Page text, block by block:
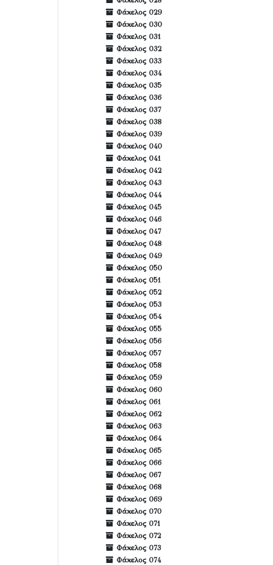
Φάκελος 029
Φάκελος 030
Φάκελος 031
Φάκελος 032
Φάκελος 033
Φάκελος 034
Φάκελος 035
Φάκελος 036
Φάκελος 037
Φάκελος 038
Φάκελος 039
Φάκελος 040
Φάκελος 041
Φάκελος 042
Φάκελος 043
Φάκελος 044
Φάκελος 045
Φάκελος 046
Φάκελος 047
Φάκελος 048
Φάκελος 049
Φάκελος 050
Φάκελος 051
Φάκελος 052
Φάκελος 053
Φάκελος 054
Φάκελος 055
Φάκελος 056
Φάκελος 057
Φάκελος 058
Φάκελος 059
Φάκελος 060
Φάκελος 061
Φάκελος 062
Φάκελος 063
Φάκελος 064
Φάκελος 065
Φάκελος 066
Φάκελος 067
Φάκελος 068
Φάκελος 069
Φάκελος 070
Φάκελος 071
Φάκελος 072
Φάκελος 073
Φάκελος 074